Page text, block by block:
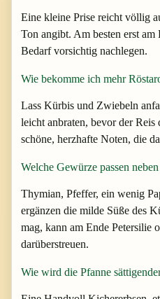
Eine kleine Prise reicht völlig
Ton angibt. Am besten erst am
Bedarf vorsichtig nachlegen.
Wie bekomme ich mehr
Lass Kürbis und Zwiebeln
leicht anbraten, bevor der Reis
schöne, herzhafte Noten, die
Welche Gewürze passen
Thymian, Pfeffer, ein wenig
ergänzen die milde Süße des
mag, kann am Ende Petersilie
darüberstreuen.
Wie wird die Pfanne